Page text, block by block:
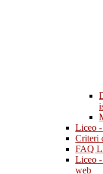
Liceo
Criteri
FAQ
Liceo -
web